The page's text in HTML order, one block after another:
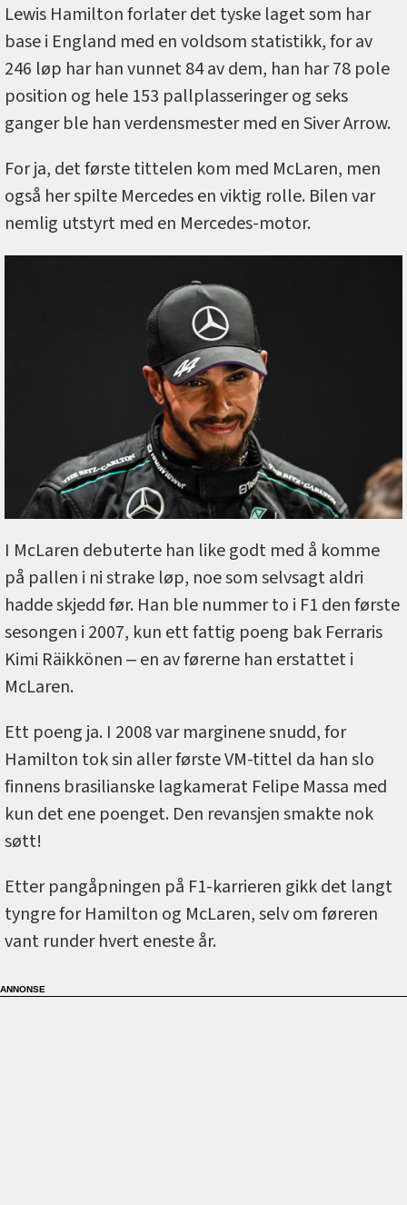
Lewis Hamilton forlater det tyske laget som har
base i England med en voldsom statistikk, for av
246 løp har han vunnet 84 av dem, han har 78 pole
position og hele 153 pallplasseringer og seks
ganger ble han verdensmester med en Siver Arrow.
For ja, det første tittelen kom med McLaren, men
også her spilte Mercedes en viktig rolle. Bilen var
nemlig utstyrt med en Mercedes-motor.
I McLaren debuterte han like godt med å komme
på pallen i ni strake løp, noe som selvsagt aldri
hadde skjedd før. Han ble nummer to i F1 den første
sesongen i 2007, kun ett fattig poeng bak Ferraris
Kimi Räikkönen ‒ en av førerne han erstattet i
McLaren.
Ett poeng ja. I 2008 var marginene snudd, for
Hamilton tok sin aller første VM-tittel da han slo
finnens brasilianske lagkamerat Felipe Massa med
kun det ene poenget. Den revansjen smakte nok
søtt!
Etter pangåpningen på F1-karrieren gikk det langt
tyngre for Hamilton og McLaren, selv om føreren
vant runder hvert eneste år.